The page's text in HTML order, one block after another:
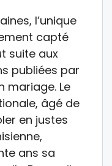
l’unique
capté
suite aux
publiées par
mariage. Le
âgé de
en justes
ans sa